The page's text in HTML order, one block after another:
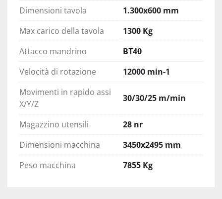
Dimensioni tavola
1.300x600 mm
Max carico della tavola
1300 Kg
Attacco mandrino
BT40
Velocità di rotazione
12000 min-1
Movimenti in rapido assi
X/Y/Z
30/30/25 m/min
Magazzino utensili
28 nr
Dimensioni macchina
3450x2495 mm
Peso macchina
7855 Kg